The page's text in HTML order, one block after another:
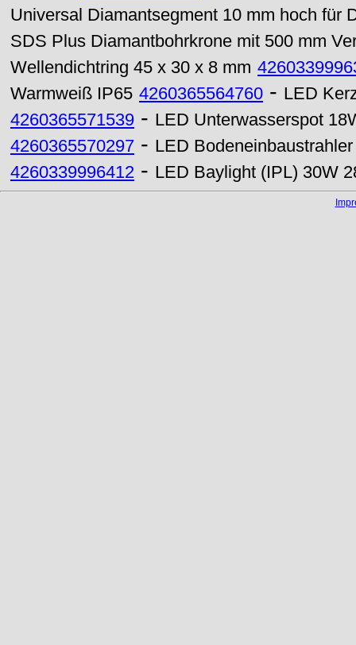
Universal Diamantsegment 10 mm hoch für
SDS Plus Diamantbohrkrone mit 500 mm
Wellendichtring 45 x 30 x 8 mm
Warmweiß IP65 4260365564760 - LED
4260365571539 - LED Unterwasserspot
4260365570297 - LED
4260339996412 - LED Baylight (IPL) 30W